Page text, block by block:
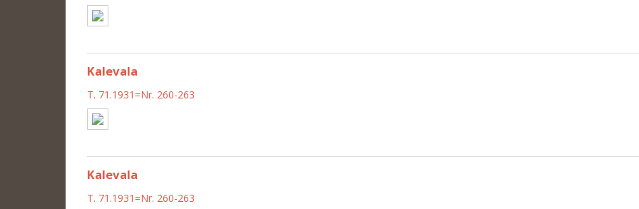
Kalevala
T. 71.1931=Nr. 260-263
Kalevala
T. 71.1931=Nr. 260-263